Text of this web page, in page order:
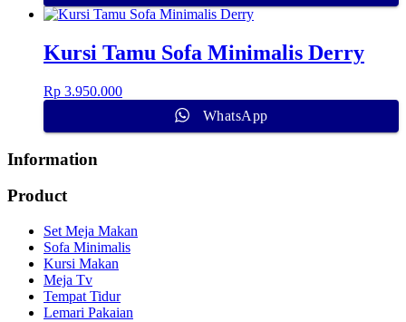
Kursi Tamu Sofa Minimalis Derry
Rp 3.950.000
WhatsApp
Information
Product
Set Meja Makan
Sofa Minimalis
Kursi Makan
Meja Tv
Tempat Tidur
Lemari Pakaian